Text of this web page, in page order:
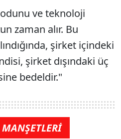
ve teknoloji
zaman alır. Bu
şirket içindeki
şirket dışındaki üç
bedeldir."